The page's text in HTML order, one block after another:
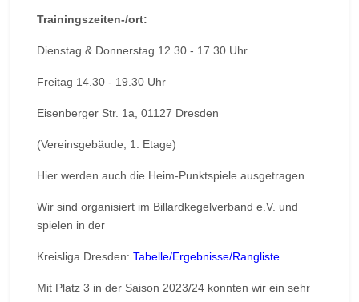
Trainingszeiten-/ort:
Dienstag & Donnerstag 12.30 - 17.30 Uhr
Freitag 14.30 - 19.30 Uhr
Eisenberger Str. 1a, 01127 Dresden
(Vereinsgebäude, 1. Etage)
Hier werden auch die Heim-Punktspiele ausgetragen.
Wir sind organisiert im Billardkegelverband e.V. und
spielen in der
Kreisliga Dresden: Tabelle/Ergebnisse/Rangliste
Mit Platz 3 in der Saison 2023/24 konnten wir ein sehr